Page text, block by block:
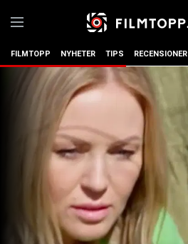
FILMTOPP NYHETER TIPS RECENSIONER